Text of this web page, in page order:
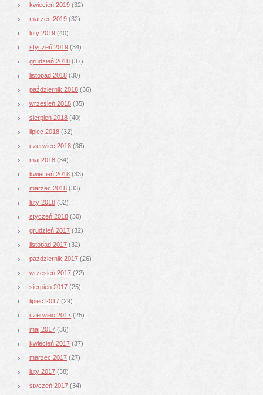
kwiecień 2019 (32)
marzec 2019 (32)
luty 2019 (40)
styczeń 2019 (34)
grudzień 2018 (37)
listopad 2018 (30)
październik 2018 (36)
wrzesień 2018 (35)
sierpień 2018 (40)
lipiec 2018 (32)
czerwiec 2018 (36)
maj 2018 (34)
kwiecień 2018 (33)
marzec 2018 (33)
luty 2018 (32)
styczeń 2018 (30)
grudzień 2017 (32)
listopad 2017 (32)
październik 2017 (26)
wrzesień 2017 (22)
sierpień 2017 (25)
lipiec 2017 (29)
czerwiec 2017 (25)
maj 2017 (36)
kwiecień 2017 (37)
marzec 2017 (27)
luty 2017 (38)
styczeń 2017 (34)